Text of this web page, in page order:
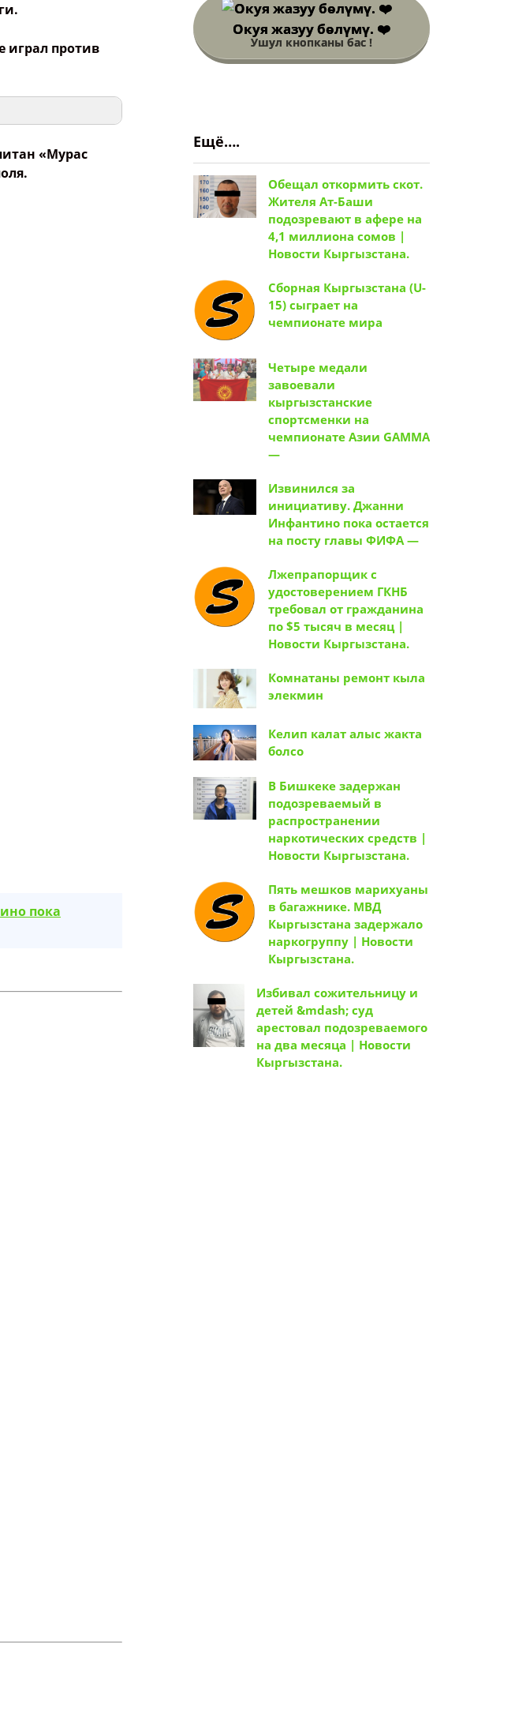
играл против
«Мурас
пока
Окуя жазуу бөлүмү. ❤️
Ушул кнопканы бас !
Ещё….
Обещал откормить скот.
Жителя Ат-Баши
подозревают в афере на
4,1 миллиона сомов |
Новости Кыргызстана.
Сборная Кыргызстана (U-
15) сыграет на
чемпионате мира
Четыре медали
завоевали
кыргызстанские
спортсменки на
чемпионате Азии GAMMA
—
Извинился за
инициативу. Джанни
Инфантино пока остается
на посту главы ФИФА —
Лжепрапорщик с
удостоверением ГКНБ
требовал от гражданина
по $5 тысяч в месяц |
Новости Кыргызстана.
Комнатаны ремонт кыла
элекмин
Келип калат алыс жакта
болсо
В Бишкеке задержан
подозреваемый в
распространении
наркотических средств |
Новости Кыргызстана.
Пять мешков марихуаны
в багажнике. МВД
Кыргызстана задержало
наркогруппу | Новости
Кыргызстана.
Избивал сожительницу и
детей &mdash; суд
арестовал подозреваемого
на два месяца | Новости
Кыргызстана.